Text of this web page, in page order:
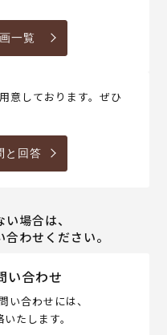
一覧
意しております。ぜひ
と回答
場合は、
わせください。
い合わせ
い合わせには、
たします。